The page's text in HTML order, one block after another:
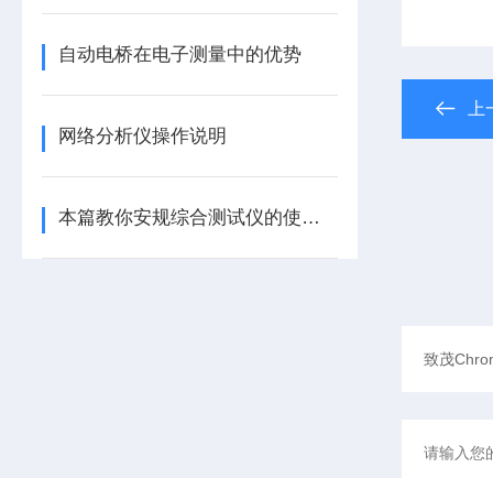
自动电桥在电子测量中的优势
网络分析仪操作说明
本篇教你安规综合测试仪的使用注意事项